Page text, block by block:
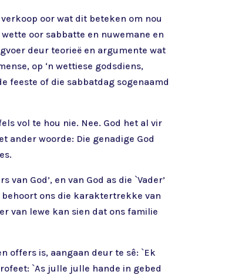
oor wat dit beteken om nou
oor sabbatte en nuwemane en
deur teorieë en argumente wat
op ‘n wettiese godsdiens,
feeste of die sabbatdag sogenaamd
vol te hou nie. Nee. God het al vir
ander woorde: Die genadige God
God’, en van God as die `Vader’
behoort ons die karaktertrekke van
van lewe kan sien dat ons familie
offers is, aangaan deur te sê: `Ek
`As julle julle hande in gebed